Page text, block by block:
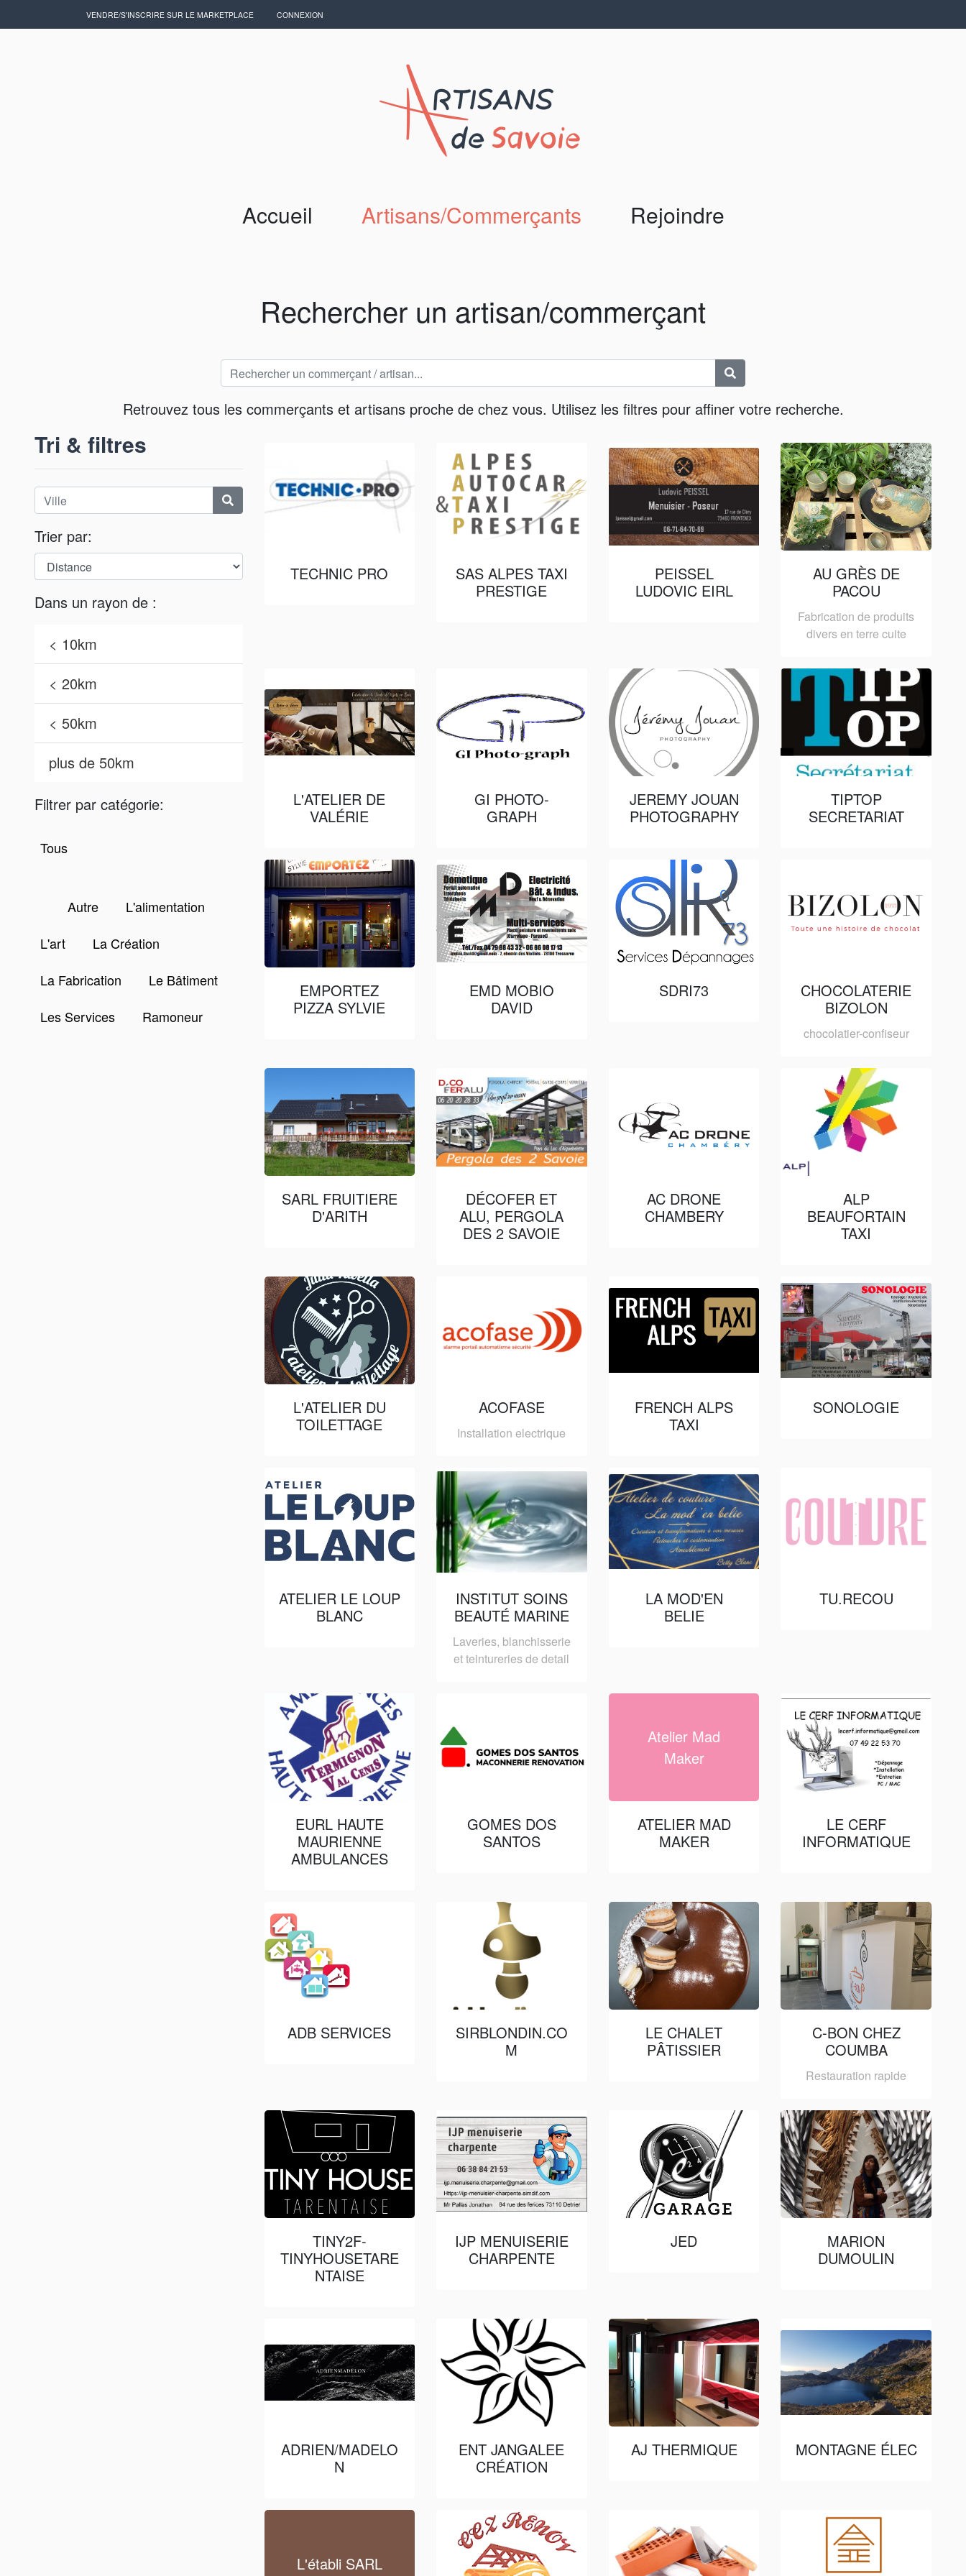
VENDRE/S'INSCRIRE SUR LE MARKETPLACE CONNEXION
Accueil Artisans/Commerçants Rejoindre
Rechercher un artisan/commerçant
Retrouvez tous les commerçants et artisans proche de chez vous. Utilisez les filtres pour affiner votre recherche.
Tri & filtres
Trier par:
Dans un rayon de :
< 10km
< 20km
< 50km
plus de 50km
Filtrer par catégorie:
Tous
Autre
L'alimentation
L'art
La Création
La Fabrication
Le Bâtiment
Les Services
Ramoneur
TECHNIC PRO
SAS ALPES TAXI
PRESTIGE
PEISSEL
LUDOVIC EIRL
AU GRÈS DE
PACOU
Fabrication de produits
divers en terre cuite
L'ATELIER DE
VALÉRIE
GI PHOTO-
GRAPH
JEREMY JOUAN
PHOTOGRAPHY
TIPTOP
SECRETARIAT
EMPORTEZ
PIZZA SYLVIE
EMD MOBIO
DAVID
SDRI73
CHOCOLATERIE
BIZOLON
chocolatier-confiseur
SARL FRUITIERE
D'ARITH
DÉCOFER ET
ALU, PERGOLA
DES 2 SAVOIE
AC DRONE
CHAMBERY
ALP
BEAUFORTAIN
TAXI
L'ATELIER DU
TOILETTAGE
ACOFASE
Installation electrique
FRENCH ALPS
TAXI
SONOLOGIE
ATELIER LE LOUP
BLANC
INSTITUT SOINS
BEAUTÉ MARINE
Laveries, blanchisserie
et teintureries de detail
LA MOD'EN
BELIE
TU.RECOU
EURL HAUTE
MAURIENNE
AMBULANCES
GOMES DOS
SANTOS
Atelier Mad
Maker
ATELIER MAD
MAKER
LE CERF
INFORMATIQUE
ADB SERVICES
SIRBLONDIN.CO
M
LE CHALET
PÂTISSIER
C-BON CHEZ
COUMBA
Restauration rapide
TINY2F-
TINYHOUSETARE
NTAISE
IJP MENUISERIE
CHARPENTE
JED
MARION
DUMOULIN
ADRIEN/MADELO
N
ENT JANGALEE
CRÉATION
AJ THERMIQUE MONTAGNE ÉLEC
L'établi SARL